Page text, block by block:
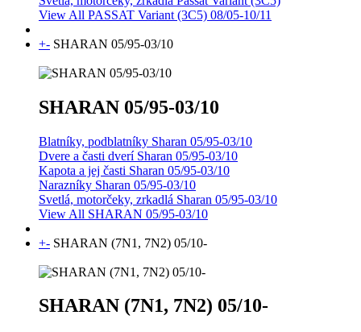
View All PASSAT Variant (3C5) 08/05-10/11
+- SHARAN 05/95-03/10
SHARAN 05/95-03/10
Blatníky, podblatníky Sharan 05/95-03/10
Dvere a časti dverí Sharan 05/95-03/10
Kapota a jej časti Sharan 05/95-03/10
Narazníky Sharan 05/95-03/10
Svetlá, motorčeky, zrkadlá Sharan 05/95-03/10
View All SHARAN 05/95-03/10
+- SHARAN (7N1, 7N2) 05/10-
SHARAN (7N1, 7N2) 05/10-